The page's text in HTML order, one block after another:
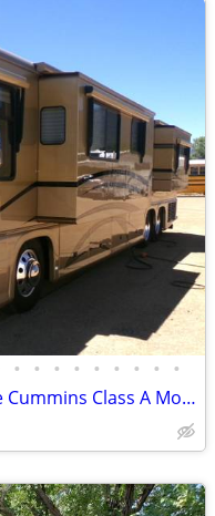
• • • • • • • • •
2005 Foretravel U320 Triple Axle Cummins Class A Motorhome